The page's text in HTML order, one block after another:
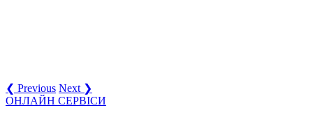
❮ Previous Next ❯
ОНЛАЙН СЕРВІСИ